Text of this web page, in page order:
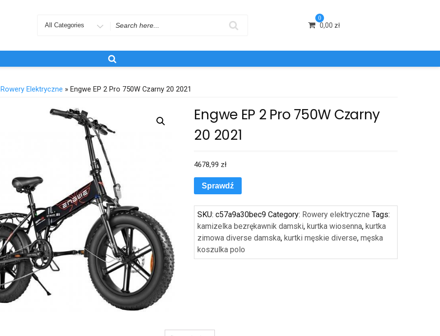
Search
0
0,00 zł
Rowery Elektryczne » Engwe EP 2 Pro 750W Czarny 20 2021
Engwe EP 2 Pro 750W Czarny
20 2021
4678,99 zł
Sprawdź
SKU:c57a9a30bec9 Category: Rowery elektryczne Tags:
kamizelka bezrękawnik damski,kurtka wiosenna,kurtka
zimowa diverse damska,kurtki męskie diverse,męska
koszulka polo